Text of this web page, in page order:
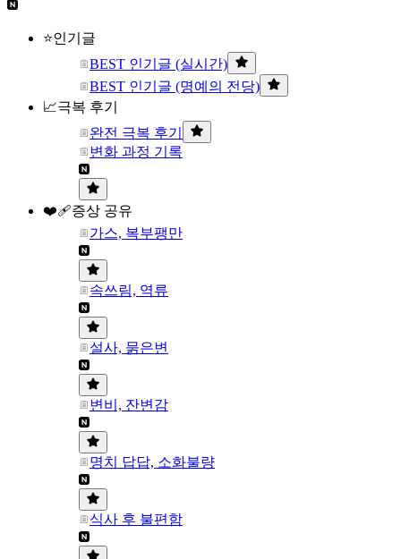
⭐인기글
BEST 인기글 (실시간)
BEST 인기글 (명예의 전당)
📈극복 후기
완전 극복 후기
변화 과정 기록
❤️‍🩹증상 공유
가스, 복부팽만
속쓰림, 역류
설사, 묽은변
변비, 잔변감
명치 답답, 소화불량
식사 후 불편함